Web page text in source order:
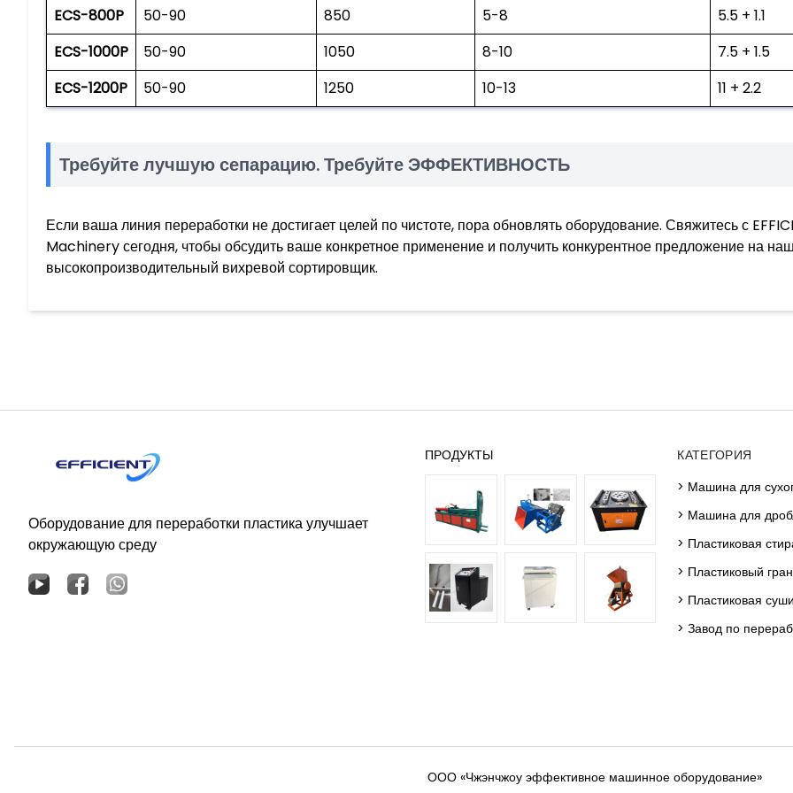
ECS-800P
50-90 850 5-8 5.5 + 1.1
ECS-1000P
50-90 1050 8-10 7.5 + 1.5
ECS-1200P
50-90 1250 10-13 11 + 2.2
Требуйте лучшую сепарацию. Требуйте ЭФФЕКТИВНОСТЬ
Если ваша линия переработки не достигает целей по чистоте, пора обновлять оборудование. Свяжитесь с
Machinery сегодня, чтобы обсудить ваше конкретное применение и получить конкурентное предложение на наш
высокопроизводительный вихревой сортировщик.
Оборудование для переработки пластика улучшает
окружающую среду
ПРОДУКТЫ
КАТЕГОРИЯ
> Машина для
> Машина для
> Пластиковая
> Пластиковый
> Пластиковая
> Завод по
ООО «Чжэнчжоу эффективное машинное оборудование»